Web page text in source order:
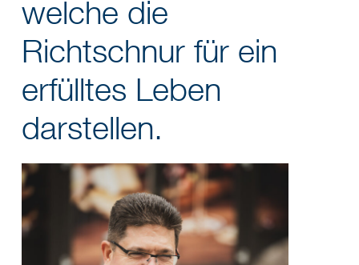
welche die
Richtschnur für ein
erfülltes Leben
darstellen.